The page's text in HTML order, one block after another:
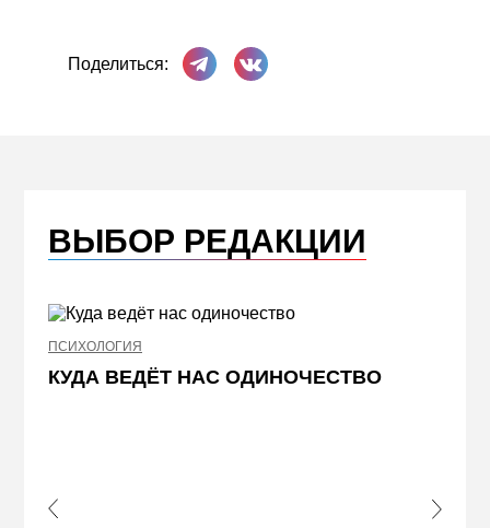
Поделиться:
Поделиться в Телеграме
Поделиться ВКонтакте
ВЫБОР РЕДАКЦИИ
ПСИХОЛОГИЯ
КУДА ВЕДЁТ НАС ОДИНОЧЕСТВО
Slide
Next